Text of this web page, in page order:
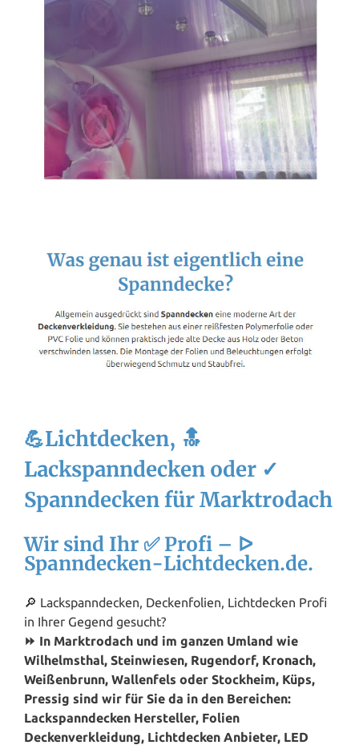
💪Lichtdecken, 🔝
Lackspanndecken oder ✓
Spanndecken für Marktrodach
Wir sind Ihr ✅ Profi – ᐅ
Spanndecken-Lichtdecken.de.
🔎 Lackspanndecken, Deckenfolien, Lichtdecken Profi
in Ihrer Gegend gesucht?
⏩ In Marktrodach und im ganzen Umland wie
Wilhelmsthal, Steinwiesen, Rugendorf, Kronach,
Weißenbrunn, Wallenfels oder Stockheim, Küps,
Pressig sind wir für Sie da in den Bereichen:
Lackspanndecken Hersteller, Folien
Deckenverkleidung, Lichtdecken Anbieter, LED